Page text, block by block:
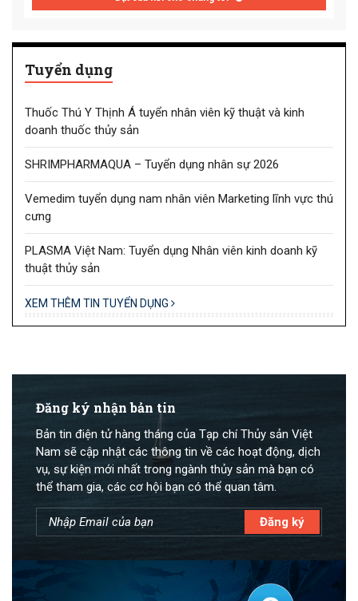
Tuyển dụng
Thuốc Thú Y Thịnh Á tuyển nhân viên kỹ thuật và kinh
doanh thuốc thủy sản
SHRIMPHARMAQUA – Tuyển dụng nhân sự 2026
Vemedim tuyển dụng nam nhân viên Marketing lĩnh vực thú
cưng
PLASMA Việt Nam: Tuyển dụng Nhân viên kinh doanh kỹ
thuật thủy sản
XEM THÊM TIN TUYỂN DỤNG
Đăng ký nhận bản tin
Bản tin điện tử hàng tháng của Tạp chí Thủy sản Việt
Nam sẽ cập nhật các thông tin về các hoạt động, dịch
vụ, sự kiện mới nhất trong ngành thủy sản mà bạn có
thể tham gia, các cơ hội bạn có thể quan tâm.